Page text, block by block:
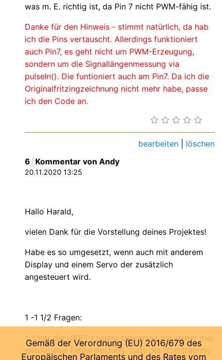
was m. E. richtig ist, da Pin 7 nicht PWM-fähig ist.
Danke für den Hinweis - stimmt natürlich, da hab
ich die Pins vertauscht. Allerdings funktioniert
auch Pin7, es geht nicht um PWM-Erzeugung,
sondern um die Signallängenmessung via
pulseIn(). Die funtioniert auch am Pin7. Da ich die
Originalfritzingzeichnung nicht mehr habe, passe
ich den Code an.
bearbeiten
löschen
6 Kommentar von Andy
20.11.2020 13:25
Hallo Harald,
vielen Dank für die Vorstellung deines Projektes!
Habe es so umgesetzt, wenn auch mit anderem
Display und einem Servo der zusätzlich
angesteuert wird.
1 -1 1/2 Fragen:
1. Über die UART-Lösung bekomme ich immer mal
wieder eine Fehlermeldung, dass die Übertragung
Gemäß der Verordnung (EU) 2016/679 des
Europäischen Parlaments und des Rates vom